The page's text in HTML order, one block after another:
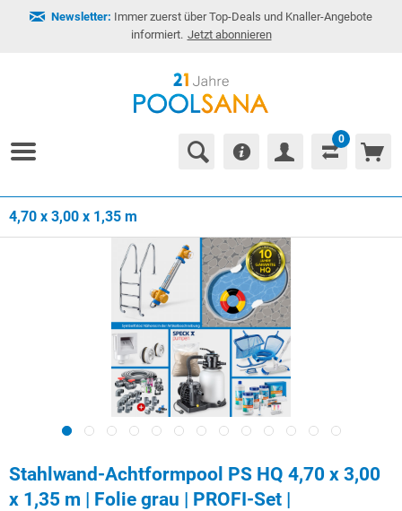
Newsletter: Immer zuerst über Top-Deals und Knaller-Angebote
informiert. Jetzt abonnieren
0
4,70 x 3,00 x 1,35 m
Stahlwand-Achtformpool PS HQ 4,70 x 3,00
x 1,35 m | Folie grau | PROFI-Set |